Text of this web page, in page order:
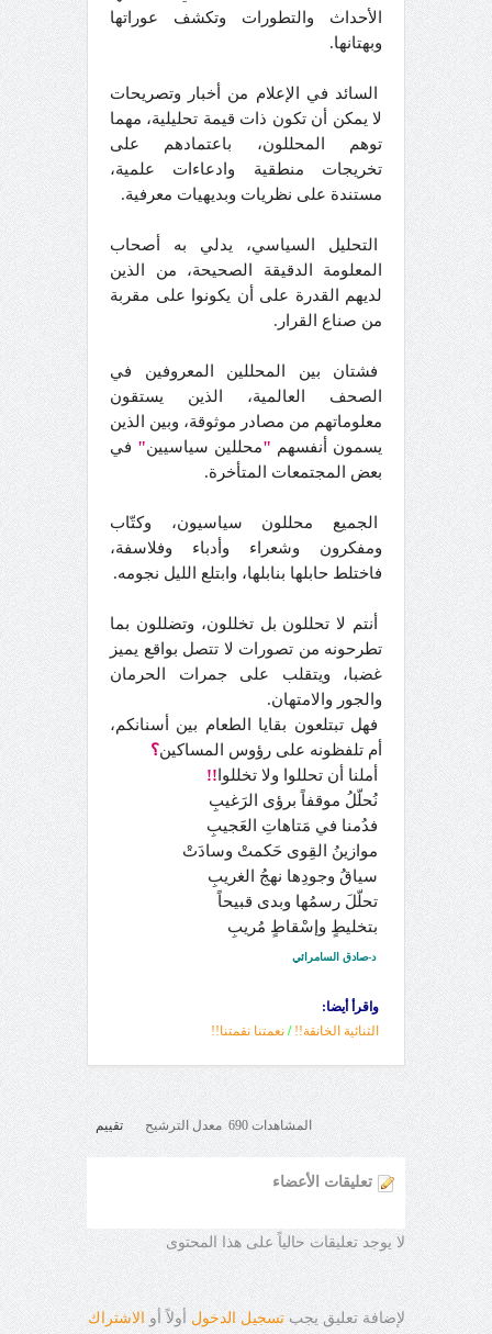
الأحداث والتطورات وتكشف عوراتها
وبهتانها.
السائد في الإعلام من أخبار وتصريحات
لا يمكن أن تكون ذات قيمة تحليلية، مهما
توهم المحللون، باعتمادهم على
تخريجات منطقية وادعاءات علمية،
مستندة على نظريات وبديهيات معرفية.
التحليل السياسي، يدلي به أصحاب
المعلومة الدقيقة الصحيحة، من الذين
لديهم القدرة على أن يكونوا على مقربة
من صناع القرار.
فشتان بين المحللين المعروفين في
الصحف العالمية، الذين يستقون
معلوماتهم من مصادر موثوقة، وبين الذين
يسمون أنفسهم "محللين سياسيين" في
بعض المجتمعات المتأخرة.
الجميع محللون سياسيون، وكتّاب
ومفكرون وشعراء وأدباء وفلاسفة،
فاختلط حابلها بنابلها، وابتلع الليل نجومه.
أنتم لا تحللون بل تخللون، وتضللون بما
تطرحونه من تصورات لا تتصل بواقع يميز
غضبا، ويتقلب على جمرات الحرمان
والجور والامتهان.
فهل تبتلعون بقايا الطعام بين أسنانكم،
أم تلفظونه على رؤوس المساكين؟
أملنا أن تحللوا ولا تخللوا !!
نُحلّلُ موقفاً برؤى الرَغيبِ
فدُمنا في مَتاهاتِ العَجيبِ
موازينُ القِوى حَكمتْ وسادَتْ
سياقُ وجودِها نهجُ الغريبِ
تحلّلَ رسمُها وبدى قبيحاً
بتخليطٍ وإسْقاطٍ مُريبِ
د-صادق السامرائي
واقرأ أيضا:
الثنائية الخانقة!! / نعمتنا نقمتنا!!
المشاهدات 690 معدل الترشيح تقييم
تعليقات الأعضاء
لا يوجد تعليقات حالياً على هذا المحتوى
لإضافة تعليق يجب تسجيل الدخول أولاً أو
الاشتراك